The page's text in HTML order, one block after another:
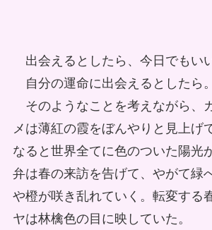
出会えるとしたら、今日でもい
自分の運命に出会えるとしたら。
そのようなことを考えながら、
メは薄紅の霞をぼんやりと見上げ
なると世界全てに色のついた陽光
弁は春の来訪を告げて、やがて緑
や橙が咲き乱れていく。転変する
ヤは林檎色の目に映していた。